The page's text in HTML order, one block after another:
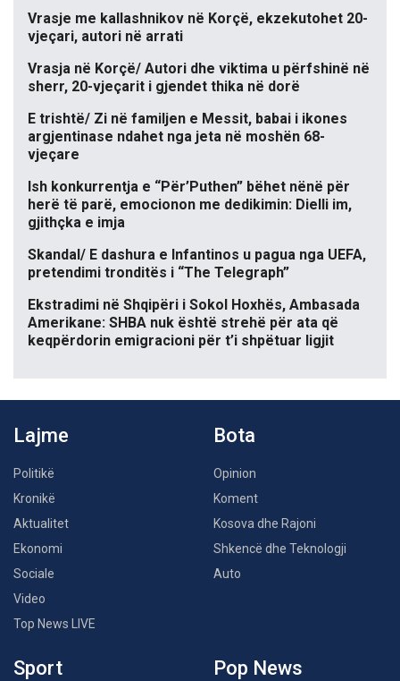
Vrasje me kallashnikov në Korçë, ekzekutohet 20-
vjeçari, autori në arrati
Vrasja në Korçë/ Autori dhe viktima u përfshinë në
sherr, 20-vjeçarit i gjendet thika në dorë
E trishtë/ Zi në familjen e Messit, babai i ikones
argjentinase ndahet nga jeta në moshën 68-
vjeçare
Ish konkurrentja e “Për’Puthen” bëhet nënë për
herë të parë, emocionon me dedikimin: Dielli im,
gjithçka e imja
Skandal/ E dashura e Infantinos u pagua nga UEFA,
pretendimi tronditës i “The Telegraph”
Ekstradimi në Shqipëri i Sokol Hoxhës, Ambasada
Amerikane: SHBA nuk është strehë për ata që
keqpërdorin emigracioni për t’i shpëtuar ligjit
Lajme
Politikë
Kronikë
Aktualitet
Ekonomi
Sociale
Video
Top News LIVE
Bota
Opinion
Koment
Kosova dhe Rajoni
Shkencë dhe Teknologji
Auto
Sport Pop News